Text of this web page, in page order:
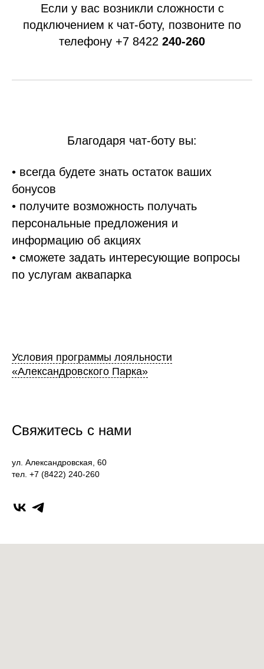
Если у вас возникли сложности с
подключением к чат-боту, позвоните по
телефону +7 8422 240-260
Благодаря чат-боту вы:
• всегда будете знать остаток ваших
бонусов
• получите возможность получать
персональные предложения и
информацию об акциях
• сможете задать интересующие вопросы
по услугам аквапарка
Условия программы лояльности
«Александровского Парка»
Свяжитесь с нами
ул. Александровская, 60
тел. +7 (8422) 240-260